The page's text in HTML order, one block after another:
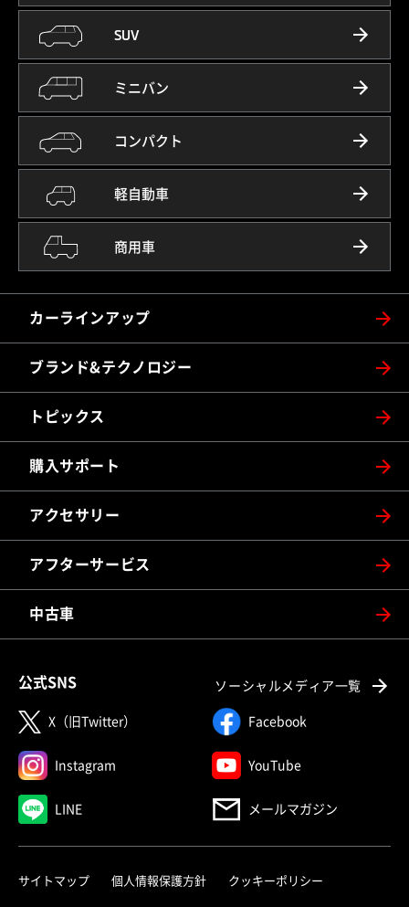
カーラインアップ
SUV
ミニバン
コンパクト
軽自動車
商用車
ブランド&テクノロジー
トピックス
購入サポート
アクセサリー
アフターサービス
中古車
公式SNS ソーシャルメディア一覧
X（旧Twitter） Facebook
Instagram YouTube
LINE メールマガジン
サイトマップ 個人情報保護方針 クッキーポリシー